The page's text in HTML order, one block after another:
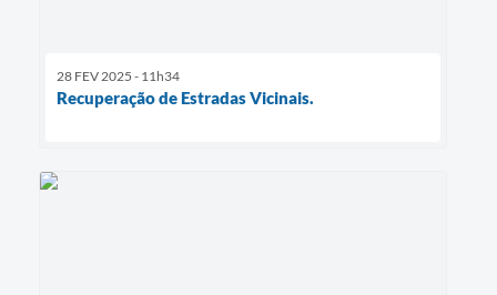
28 FEV 2025 - 11h34
Recuperação de Estradas Vicinais.